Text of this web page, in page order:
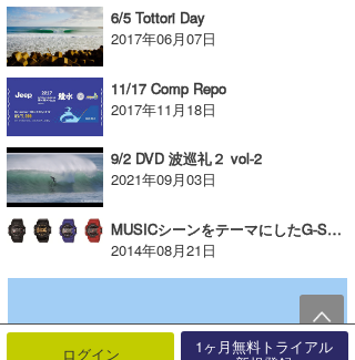
6/5 Tottori Day
2017年06月07日
11/17 Comp Repo
2017年11月18日
9/2 DVD 波巡礼２ vol-2
2021年09月03日
MUSICシーンをテーマにしたG-SHOCK「G’MIX」が登場!!
2014年08月21日
ログイン 1ヶ月無料トライアル